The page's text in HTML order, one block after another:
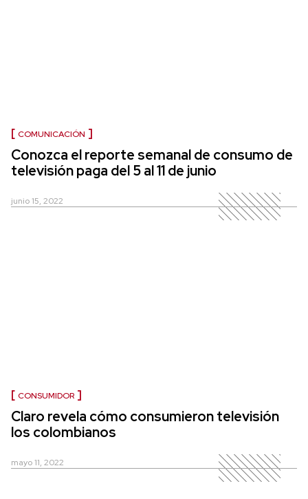
COMUNICACIÓN
Conozca el reporte semanal de consumo de
televisión paga del 5 al 11 de junio
junio 15, 2022
CONSUMIDOR
Claro revela cómo consumieron televisión
los colombianos
mayo 11, 2022